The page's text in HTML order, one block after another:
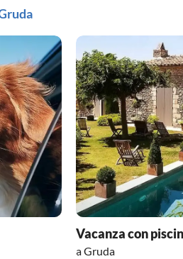
Vacanza con
a Gruda